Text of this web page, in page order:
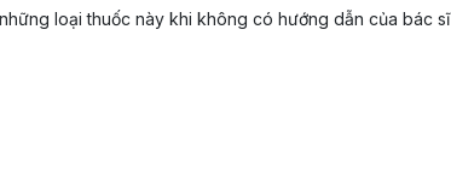
loại thuốc này khi không có hướng dẫn của bác sĩ